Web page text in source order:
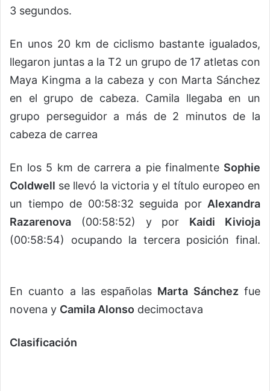
3 segundos.
En unos 20 km de ciclismo bastante igualados,
llegaron juntas a la T2 un grupo de 17 atletas con
Maya Kingma a la cabeza y con Marta Sánchez
en el grupo de cabeza. Camila llegaba en un
grupo perseguidor a más de 2 minutos de la
cabeza de carrea
En los 5 km de carrera a pie finalmente Sophie
Coldwell se llevó la victoria y el título europeo en
un tiempo de 00:58:32 seguida por Alexandra
Razarenova (00:58:52) y por Kaidi Kivioja
(00:58:54) ocupando la tercera posición final.
En cuanto a las españolas Marta Sánchez fue
novena y Camila Alonso decimoctava
Clasificación